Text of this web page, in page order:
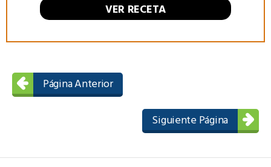
VER RECETA
Página Anterior
Siguiente Página